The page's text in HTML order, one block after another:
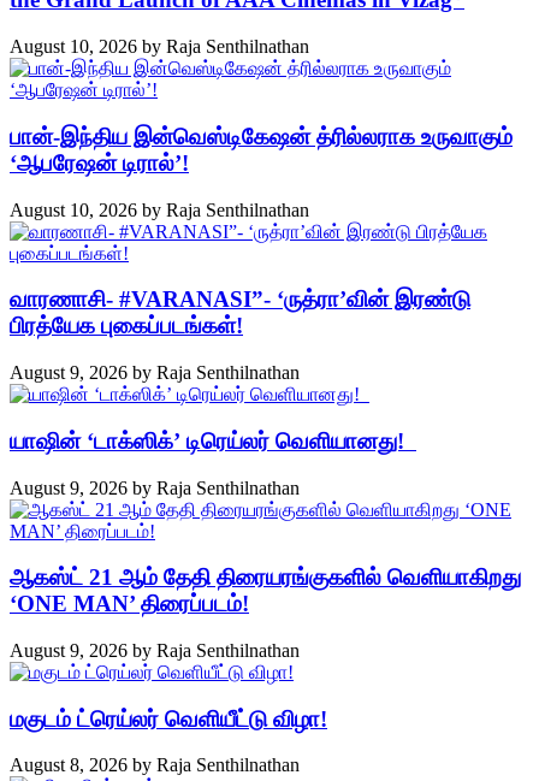
August 10, 2026 by Raja Senthilnathan
பான்-இந்திய இன்வெஸ்டிகேஷன் த்ரில்லராக உருவாகும்
‘ஆபரேஷன் டிரால்’!
August 10, 2026 by Raja Senthilnathan
வாரணாசி- #VARANASI”- ‘ருத்ரா’வின் இரண்டு
பிரத்யேக புகைப்படங்கள்!
August 9, 2026 by Raja Senthilnathan
யாஷின் ‘டாக்ஸிக்’ டிரெய்லர் வெளியானது!
August 9, 2026 by Raja Senthilnathan
ஆகஸ்ட் 21 ஆம் தேதி திரையரங்குகளில் வெளியாகிறது
‘ONE MAN’ திரைப்படம்!
August 9, 2026 by Raja Senthilnathan
மகுடம் ட்ரெய்லர் வெளியீட்டு விழா!
August 8, 2026 by Raja Senthilnathan